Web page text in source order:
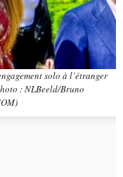
solo à l’étranger
: NLBeeld/Bruno